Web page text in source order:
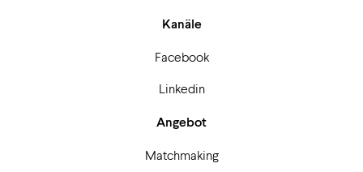
Kanäle
Facebook
Linkedin
Angebot
Matchmaking